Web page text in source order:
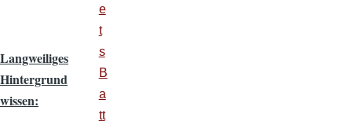
Langweiliges
Hintergrund
wissen:
e
t
s
B
a
tt